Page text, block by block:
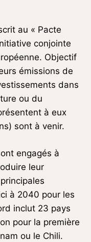
au « Pacte
conjointe
Objectif
émissions de
dans
ou du
à eux
sont à venir.
engagés à
leur
à 2040 pour les
inclut 23 pays
pour la première
ou le Chili.